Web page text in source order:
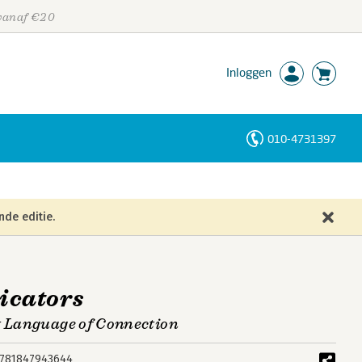
€20
Inloggen
010-4731397
editie.
Language of Connection
Personen
Trefwoorden